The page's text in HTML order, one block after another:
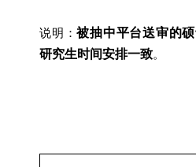
说明：被抽中平台送审的
研究生时间安排一致。